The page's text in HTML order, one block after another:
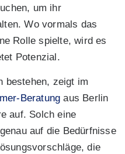
um ihr
Wo vormals das
Rolle spielte, wird es
Potenzial.
bestehen, zeigt im
Beratung aus Berlin
auf. Solch eine
auf die Bedürfnisse
die